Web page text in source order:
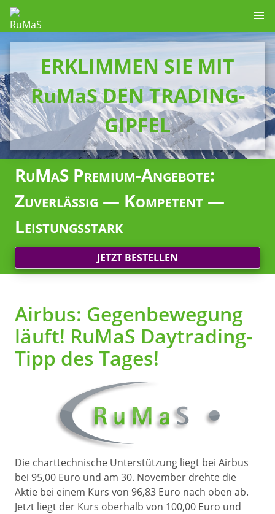
ERKLIMMEN SIE MIT
RuMaS DEN TRADING-
GIPFEL
RuMaS Premium-Angebote:
Zuverlässig — Kompetent —
Leistungsstark
JETZT BESTELLEN
Airbus: Gegenbewegung
läuft! RuMaS Daytrading-
Tipp des Tages!
Die charttechnische Unterstützung liegt bei Airbus
bei 95,00 Euro und am 30. November drehte die
Aktie bei einem Kurs von 96,83 Euro nach oben ab.
Jetzt liegt der Kurs oberhalb von 100,00 Euro und